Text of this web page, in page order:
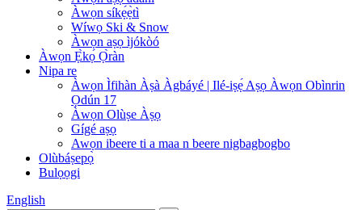
Àwọn síkẹ́ẹ̀tì
Wíwọ Ski & Snow
Àwọn aṣọ ìjókòó
Àwọn Ẹ̀kọ́ Ọ̀ràn
Nipa re
Àwọn Ìfihàn Àṣà Àgbáyé | Ilé-iṣẹ́ Aṣọ Àwọn Obìnrin
Ọdún 17
Àwọn Olùṣe Àṣọ
Gígé aṣọ
Awọn ibeere ti a maa n beere nigbagbogbo
Olùbáṣepọ̀
Bulọọgi
English